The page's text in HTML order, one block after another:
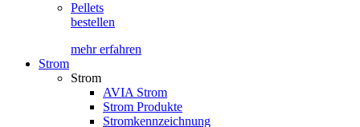
Pellets
bestellen
mehr erfahren
Strom
Strom
AVIA Strom
Strom Produkte
Stromkennzeichnung